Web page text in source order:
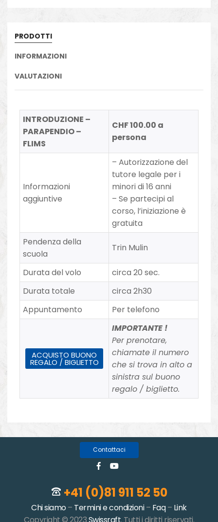
PRODOTTI
INFORMAZIONI
VALUTAZIONI
INTRODUZIONE –
PARAPENDIO –
FLIMS
CHF 100.00 a
persona
Informazioni
aggiuntive
– Autorizzazione del
tutore legale per i
minori di 16 anni
– Se partecipi al
corso, l’iniziazione è
gratuita
Pendenza della
scuola
Trin Mulin
Durata del volo
circa 20 sec.
Durata totale
circa 2h30
Appuntamento
Per telefono
ACQUISTO BUONO
REGALO / BIGLIETTO
IMPORTANTE !
Per prenotare,
chiamate il numero
che si trova in alto a
sinistra sul buono
regalo / biglietto.
Contattaci
+41 (0)81 911 52 50
Chi siamo– Termini e condizioni– Faq– Link
Copyright © 2023Swissraft. Tutti i diritti riservati.